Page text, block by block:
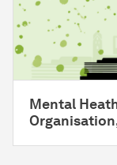
Mental